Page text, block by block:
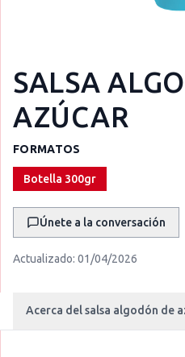
SALSA
AZÚCAR
FORMATOS
Botella 300gr
Únete a la conversación
Actualizado: 01/04/2026
Acerca del salsa algodón de